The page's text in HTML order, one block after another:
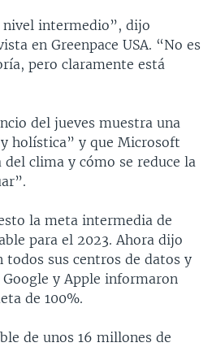
intermedio”, dijo
en Greenpace USA. “No es
pero claramente está
del jueves muestra una
holística” y que Microsoft
clima y cómo se reduce la
la meta intermedia de
para el 2023. Ahora dijo
todos sus centros de datos y
y Apple informaron
de 100%.
de unos 16 millones de